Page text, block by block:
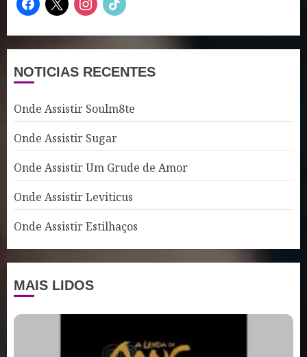
NOTICIAS RECENTES
Onde Assistir Soulm8te
Onde Assistir Sugar
Onde Assistir Um Grude de Amor
Onde Assistir Leviticus
Onde Assistir Estilhaços
MAIS LIDOS